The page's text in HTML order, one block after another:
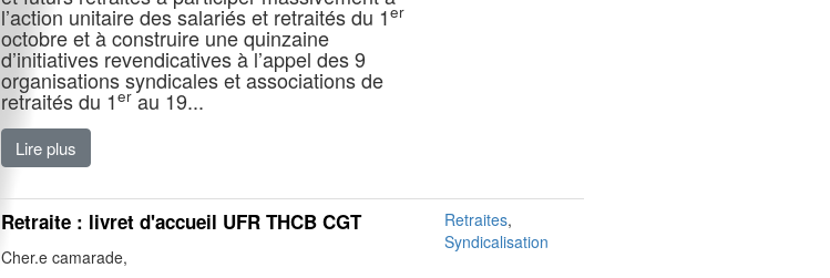
l’action unitaire des salariés et retraités du 1er
octobre et à construire une quinzaine
d’initiatives revendicatives à l’appel des 9
organisations syndicales et associations de
retraités du 1er au 19...
Lire plus
Retraite : livret d'accueil UFR THCB CGT
Cher.e camarade,
Retraites,
Syndicalisation